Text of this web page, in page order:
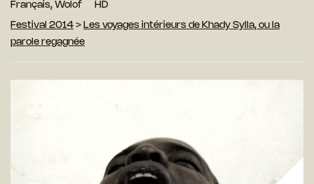
Français, Wolof
HD
Festival 2014 > Les voyages intérieurs de Khady Sylla, ou la
parole regagnée